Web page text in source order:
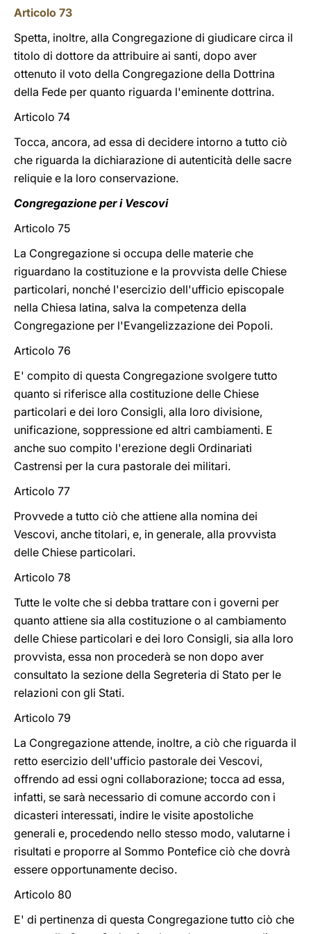
Articolo 73
Spetta, inoltre, alla Congregazione di giudicare circa il
titolo di dottore da attribuire ai santi, dopo aver
ottenuto il voto della Congregazione della Dottrina
della Fede per quanto riguarda l'eminente dottrina.
Articolo 74
Tocca, ancora, ad essa di decidere intorno a tutto ciò
che riguarda la dichiarazione di autenticità delle sacre
reliquie e la loro conservazione.
Congregazione per i Vescovi
Articolo 75
La Congregazione si occupa delle materie che
riguardano la costituzione e la provvista delle Chiese
particolari, nonché l'esercizio dell'ufficio episcopale
nella Chiesa latina, salva la competenza della
Congregazione per l'Evangelizzazione dei Popoli.
Articolo 76
E' compito di questa Congregazione svolgere tutto
quanto si riferisce alla costituzione delle Chiese
particolari e dei loro Consigli, alla loro divisione,
unificazione, soppressione ed altri cambiamenti. E
anche suo compito l'erezione degli Ordinariati
Castrensi per la cura pastorale dei militari.
Articolo 77
Provvede a tutto ciò che attiene alla nomina dei
Vescovi, anche titolari, e, in generale, alla provvista
delle Chiese particolari.
Articolo 78
Tutte le volte che si debba trattare con i governi per
quanto attiene sia alla costituzione o al cambiamento
delle Chiese particolari e dei loro Consigli, sia alla loro
provvista, essa non procederà se non dopo aver
consultato la sezione della Segreteria di Stato per le
relazioni con gli Stati.
Articolo 79
La Congregazione attende, inoltre, a ciò che riguarda il
retto esercizio dell'ufficio pastorale dei Vescovi,
offrendo ad essi ogni collaborazione; tocca ad essa,
infatti, se sarà necessario di comune accordo con i
dicasteri interessati, indire le visite apostoliche
generali e, procedendo nello stesso modo, valutarne i
risultati e proporre al Sommo Pontefice ciò che dovrà
essere opportunamente deciso.
Articolo 80
E' di pertinenza di questa Congregazione tutto ciò che